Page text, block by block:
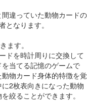
違っていた動物カードの
なります。
ます。
ドを時計周りに交換して
当てる記憶のゲームで
物カード身体的特徴を覚
2枚表向きになった動物
絞ることができます。